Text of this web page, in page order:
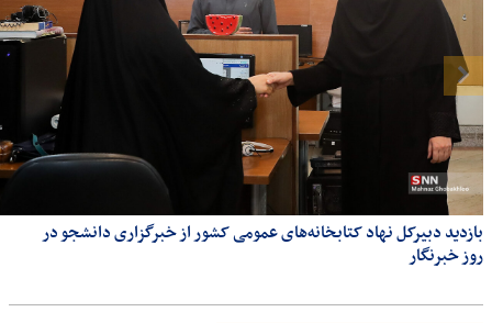
بازدید دبیرکل نهاد کتابخانه‌های عمومی کشور از خبرگزاری دانشجو در
روز خبرنگار